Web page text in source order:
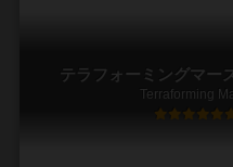
テラフォーミングマー
Terraforming